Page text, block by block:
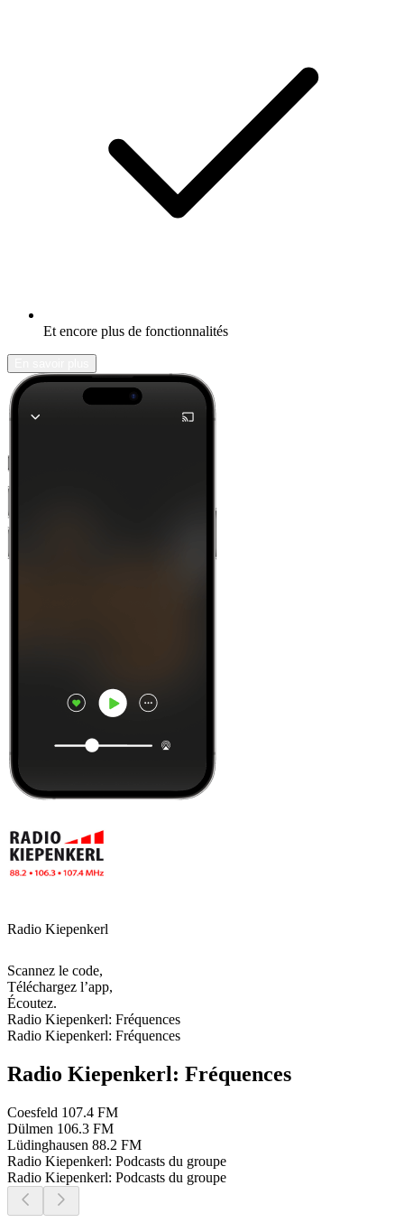
Et encore plus de fonctionnalités
Radio Kiepenkerl
Scannez le code,
Téléchargez l’app,
Écoutez.
Radio Kiepenkerl: Fréquences
Radio Kiepenkerl: Fréquences
Radio Kiepenkerl: Fréquences
Coesfeld 107.4 FM
Dülmen 106.3 FM
Lüdinghausen 88.2 FM
Radio Kiepenkerl: Podcasts du groupe
Radio Kiepenkerl: Podcasts du groupe